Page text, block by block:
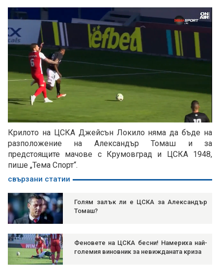
Unmute Loaded
Крилото на ЦСКА Джейсън Локило няма да бъде на
разположение на Александър Томаш и за
предстоящите мачове с Крумовград и ЦСКА 1948,
пише „Тема Спорт“.
свързани статии
Голям залък ли е ЦСКА за Александър
Томаш?
Феновете на ЦСКА бесни! Намериха най-
големия виновник за невижданата криза